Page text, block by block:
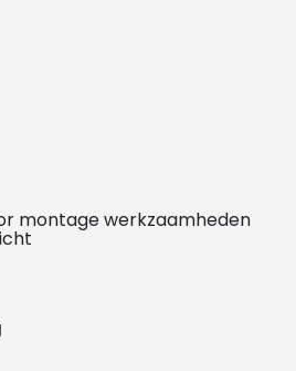
montage werkzaamheden